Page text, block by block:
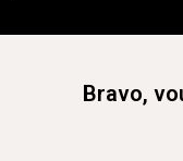
Bravo,